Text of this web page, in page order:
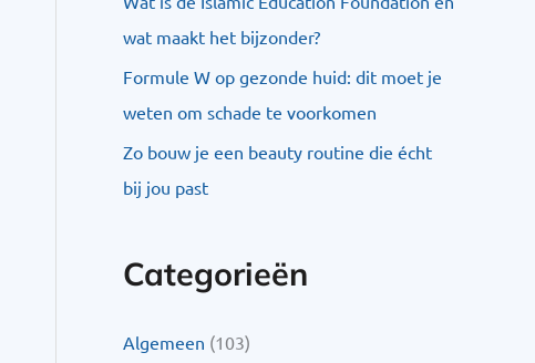
wat maakt het bijzonder?
Formule W op gezonde huid: dit moet je
weten om schade te voorkomen
Zo bouw je een beauty routine die écht
bij jou past
Categorieën
Algemeen (103)